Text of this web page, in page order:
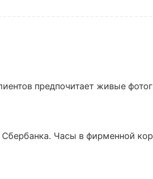
предпочитает живые
Часы в фирменной